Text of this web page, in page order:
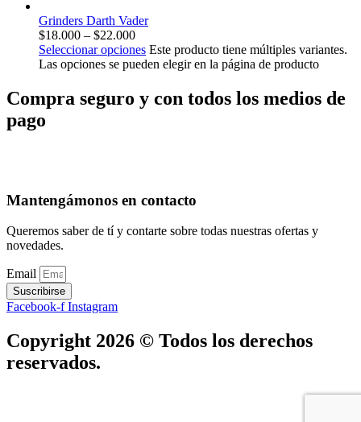
Grinders Darth Vader
$18.000 – $22.000
Seleccionar opciones Este producto tiene múltiples variantes.
Las opciones se pueden elegir en la página de producto
Compra seguro y con todos los medios de
pago
Mantengámonos en contacto
Queremos saber de tí y contarte sobre todas nuestras ofertas y
novedades.
Email
Suscribirse
Facebook-f Instagram
Copyright 2026 © Todos los derechos
reservados.